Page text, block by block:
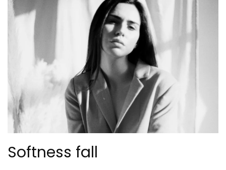
Softness fall